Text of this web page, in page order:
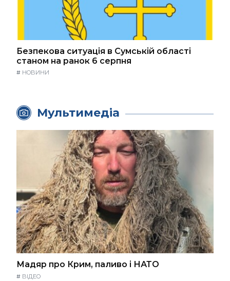
Безпекова ситуація в Сумській області
станом на ранок 6 серпня
# НОВИНИ
Мультимедіа
Мадяр про Крим, паливо і НАТО
# ВІДЕО